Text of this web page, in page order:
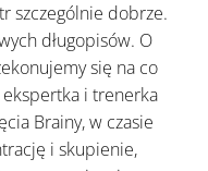
szczególnie dobrze.
długopisów. O
się na co
ekspertka i trenerka
Brainy, w czasie
i skupienie,